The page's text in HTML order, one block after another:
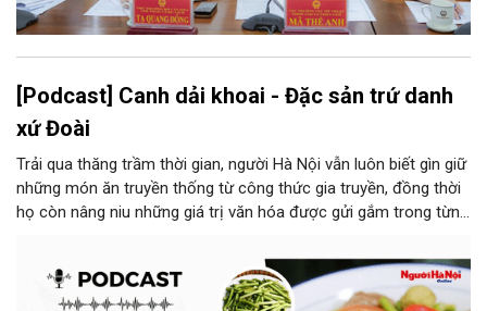
[Podcast] Canh dải khoai - Đặc sản trứ danh
xứ Đoài
Trải qua thăng trầm thời gian, người Hà Nội vẫn luôn biết gìn giữ
những món ăn truyền thống từ công thức gia truyền, đồng thời
họ còn nâng niu những giá trị văn hóa được gửi gắm trong từng
thức. Và canh dải khoai là một món ăn như thế.